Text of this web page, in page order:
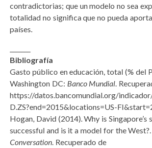
contradictorias; que un modelo no sea
totalidad no significa que no pueda
países.
Bibliografía
Gasto público en educación, total (% del
Washington DC: Banco Mundial .
https://datos.bancomundial.org/
D.ZS?end=2015&locations=US-
Hogan, David (2014). Why is Singapore’s
successful and is it a model for the
Conversation . Recuperado de